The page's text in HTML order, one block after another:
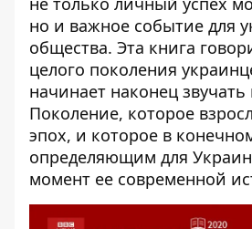
но и важное событие для
общества. Эта книга
целого поколения
начинает наконец звучать
Поколение, которое
эпох, и которое в
определяющим для
момент ее современной